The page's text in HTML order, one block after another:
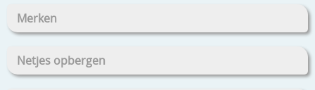
Merken
Netjes opbergen